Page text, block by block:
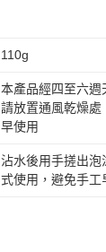
110g
本產品經四至六週
請放置通風乾燥處
早使用
沾水後用手搓出泡
式使用，避免手工